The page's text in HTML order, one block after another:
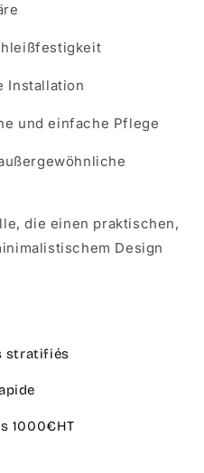
Installation
und einfache Pflege
die einen praktischen,
Design
stratifiés
1000€HT